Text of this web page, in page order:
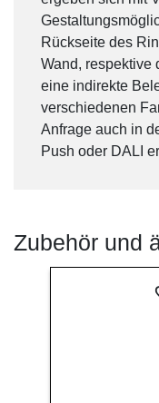
Rückseite des
Wand, respektive
eine indirekte
verschiedenen
Anfrage auch in
Push oder DALI
Zubehör und